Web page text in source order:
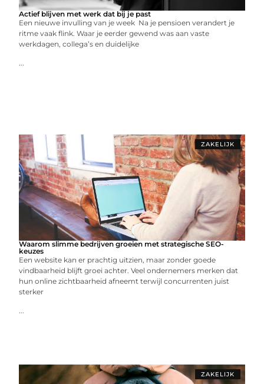
Actief blijven met werk dat bij je past
Een nieuwe invulling van je week Na je pensioen verandert je
ritme vaak flink. Waar je eerder gewend was aan vaste
werkdagen, collega’s en duidelijke
...
ZAKELIJK
Waarom slimme bedrijven groeien met strategische SEO-
keuzes
Een website kan er prachtig uitzien, maar zonder goede
vindbaarheid blijft groei achter. Veel ondernemers merken dat
hun online zichtbaarheid afneemt terwijl concurrenten juist
sterker
...
ZAKELIJK